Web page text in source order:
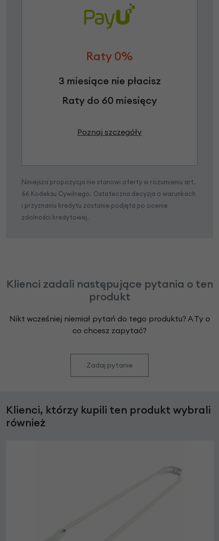
Raty 0%
3 miesiące nie płacisz
Raty do 60 miesięcy
Poznaj szczegóły
Niniejsza propozycja nie stanowi oferty w rozumieniu art.
66 Kodeksu Cywilnego. Ostateczna decyzja o warunkach
i przyznaniu kredytu zostanie podjęta po ocenie
zdolności kredytowej.
Klienci zadali następujące pytania o ten
produkt
Nikt wcześniej niemiał pytań do tego produktu? A Ty o
co chcesz zapytać?
Zadaj pytanie
Klienci, którzy kupili ten produkt wybrali
również